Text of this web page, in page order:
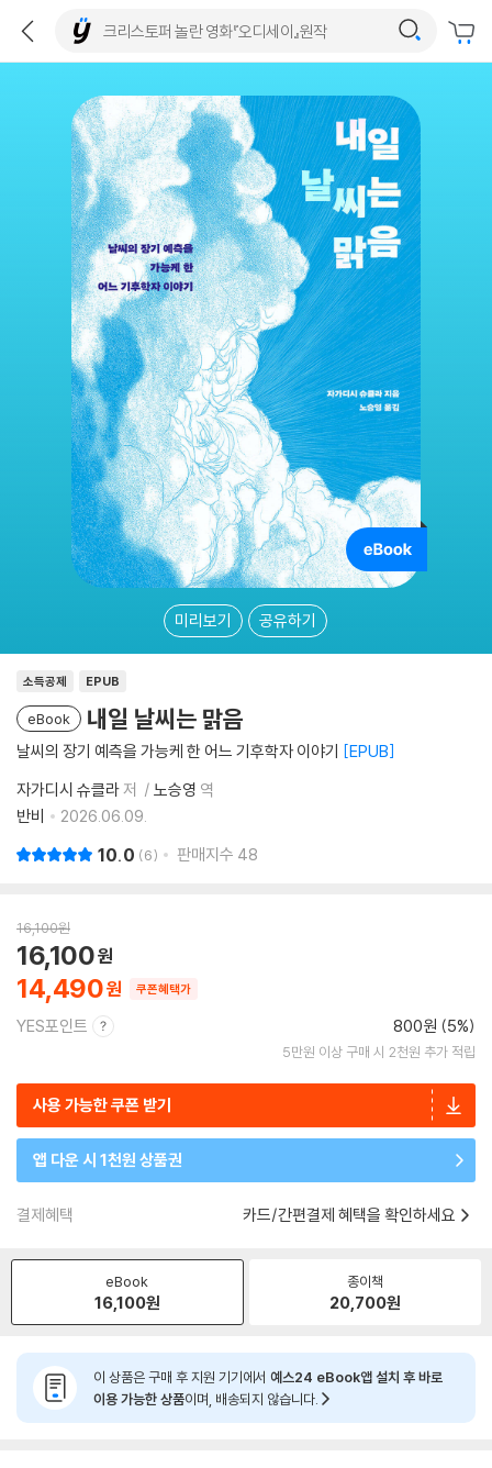
미리보기 공유하기
소득공제 EPUB
eBook 내일 날씨는 맑음
날씨의 장기 예측을 가능케 한 어느 기후학자 이야기 EPUB
자가디시 슈클라저 노승영 역
반비
2026.06.09.
10.0 6 판매지수 48
16,100원
14,490
16,100
쿠폰혜택가
YES포인트 800원 (5%)
5만원 이상 구매 시 2천원 추가 적립
사용 가능한 쿠폰 받기
앱 다운 시 1천원 상품권
결제혜택 카드/간편결제 혜택을 확인하세요
eBook
16,100원
종이책
20,700원
이 상품은 구매 후 지원 기기에서 예스24 eBook앱 설치 후 바로
이용 가능한 상품이며, 배송되지 않습니다.